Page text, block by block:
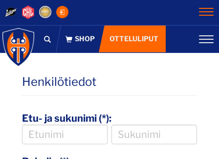
OTTELULIPUT
Henkilötiedot
Etu- ja sukunimi (*):